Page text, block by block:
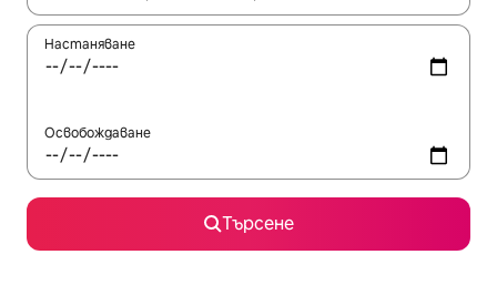
Настаняване
Освобождаване
Търсене